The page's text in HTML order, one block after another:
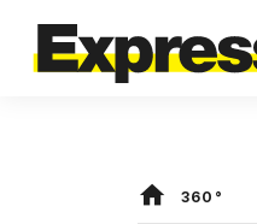
360°